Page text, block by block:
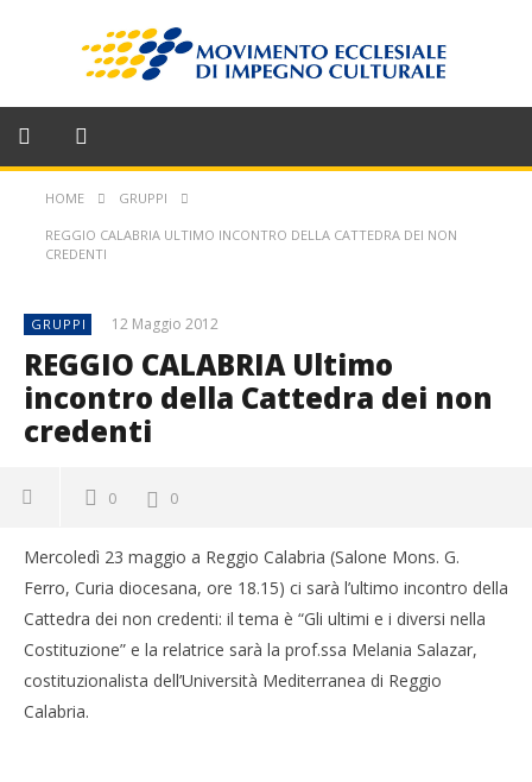
HOME GRUPPI
REGGIO CALABRIA ULTIMO INCONTRO DELLA CATTEDRA DEI NON
CREDENTI
GRUPPI 12 Maggio 2012
REGGIO CALABRIA Ultimo
incontro della Cattedra dei non
credenti
0 0
Mercoledì 23 maggio a Reggio Calabria (Salone Mons. G.
Ferro, Curia diocesana, ore 18.15) ci sarà l’ultimo incontro della
Cattedra dei non credenti: il tema è “Gli ultimi e i diversi nella
Costituzione” e la relatrice sarà la prof.ssa Melania Salazar,
costituzionalista dell’Università Mediterranea di Reggio
Calabria.